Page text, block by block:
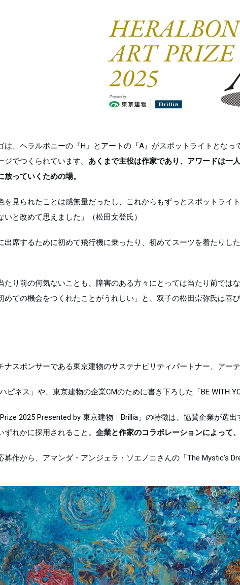
は、ヘラルボニーの『H』とアートの『A』がスポットライトとなっ
でつくられています。 あくまで主役は作家であり、アワードは一
っていくための場。
を見られたことは感無量だったし、これからもずっとスポットライ
いと改めて思えました」（松田文登氏）
出席するために初めて飛行機に乗ったり、初めてスーツを着たりし
たり前の何気ないことも、障害のある方々にとっては当たり前では
めての機会をつくれたことがうれしい」と、双子の松田崇弥氏は喜
ナスポンサーである東京建物のサステナビリティパートナー、アーテ
ピネス」や、東京建物の企業CMのために書き下ろした「BE WITH
Prize 2025 Presented by 東京建物｜Brillia」の特徴は、協賛企業が
ずれかに採用されること。 企業と作家のコラボレーションによって
募作から、アマンダ・アンジェラ・ソエノコさんの「The Mystic’s